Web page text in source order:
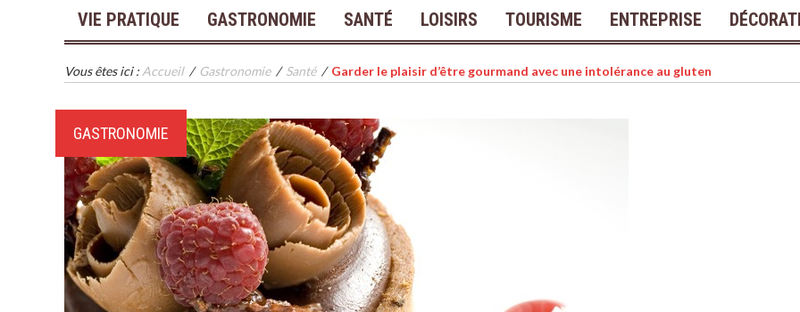
VIE PRATIQUE GASTRONOMIE SANTÉ LOISIRS TOURISME ENTREPRISE
Vous êtes ici : Accueil / Gastronomie / Santé / Garder le plaisir d’être gourmand avec une intolérance au gluten
GASTRONOMIE